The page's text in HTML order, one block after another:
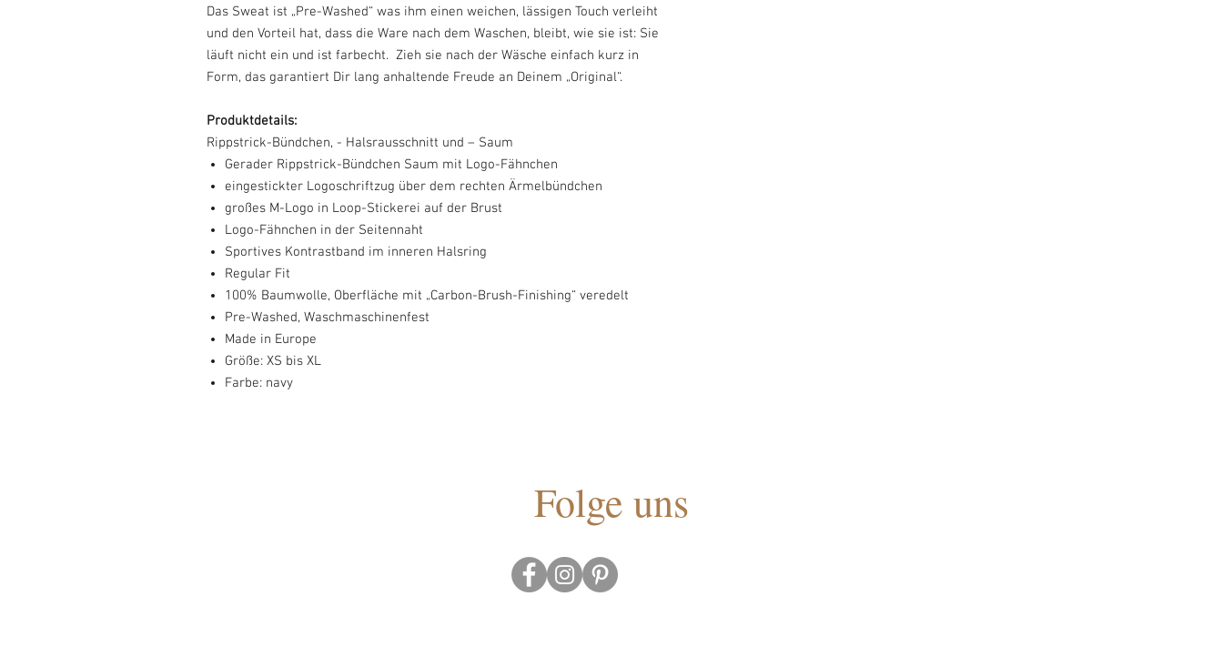
Das Sweat ist „Pre-Washed“ was ihm einen weichen, lässigen Touch verleiht
und den Vorteil hat, dass die Ware nach dem Waschen, bleibt, wie sie ist: Sie
läuft nicht ein und ist farbecht. Zieh sie nach der Wäsche einfach kurz in
Form, das garantiert Dir lang anhaltende Freude an Deinem „Original“.
Produktdetails:
Rippstrick-Bündchen, - Halsrausschnitt und – Saum
Gerader Rippstrick-Bündchen Saum mit Logo-Fähnchen
eingestickter Logoschriftzug über dem rechten Ärmelbündchen
großes M-Logo in Loop-Stickerei auf der Brust
Logo-Fähnchen in der Seitennaht
Sportives Kontrastband im inneren Halsring
Regular Fit
100% Baumwolle, Oberfläche mit „Carbon-Brush-Finishing“ veredelt
Pre-Washed, Waschmaschinenfest
Made in Europe
Größe: XS bis XL
Farbe: navy
Folge uns